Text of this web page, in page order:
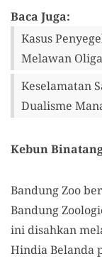
Baca Juga:
Kasus
Melawan
Keselamatan
Dualisme
Kebun
Bandung Zoo
Bandung
ini disahkan
Hindia Belanda